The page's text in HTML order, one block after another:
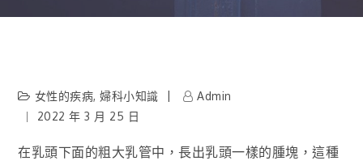
女性的疾病,婦科小知識
Admin
2022 年 3 月 25 日
在乳頭下面的粗大乳管中，長出乳頭一樣的腫塊，這種